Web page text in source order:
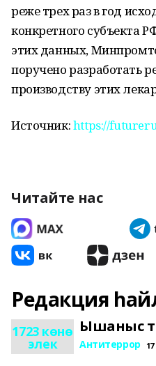
реже трех раз в год
конкретного субъекта
этих данных,
поручено разработать
производству этих
Источник:https://
Читайте нас
Редакция
1723 көнө
элек
Ышаныс
Антитеррор